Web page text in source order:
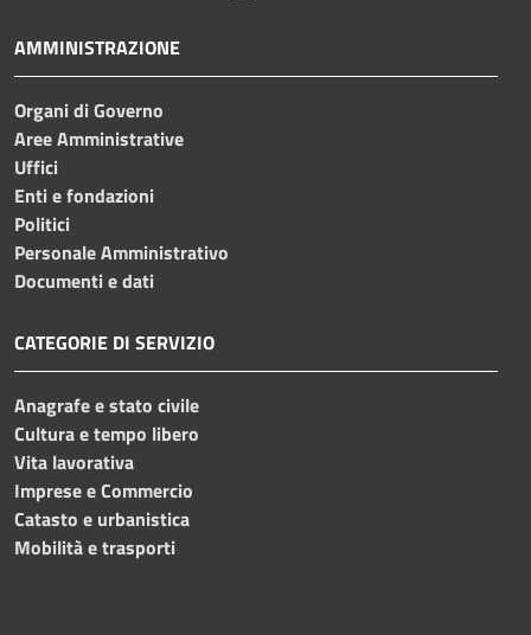
AMMINISTRAZIONE
Organi di Governo
Aree Amministrative
Uffici
Enti e fondazioni
Politici
Personale Amministrativo
Documenti e dati
CATEGORIE DI SERVIZIO
Anagrafe e stato civile
Cultura e tempo libero
Vita lavorativa
Imprese e Commercio
Catasto e urbanistica
Mobilità e trasporti